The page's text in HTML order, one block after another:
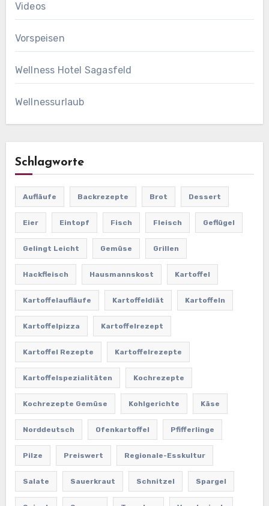
Videos
Vorspeisen
Wellness Hotel Sagasfeld
Wellnessurlaub
Schlagworte
Aufläufe Backrezepte Brot Dessert
Eier Eintopf Fisch Fleisch Geflügel
Gelingt Leicht Gemüse Grillen
Hackfleisch Hausmannskost Kartoffel
Kartoffelaufläufe Kartoffeldiät Kartoffeln
Kartoffelpizza Kartoffelrezept
Kartoffel Rezepte Kartoffelrezepte
Kartoffelspezialitäten Kochrezepte
Kochrezepte Gemüse Kohlgerichte Käse
Norddeutsch Ofenkartoffel Pfifferlinge
Pilze Preiswert Regionale-Esskultur
Salate Sauerkraut Schnitzel Spargel